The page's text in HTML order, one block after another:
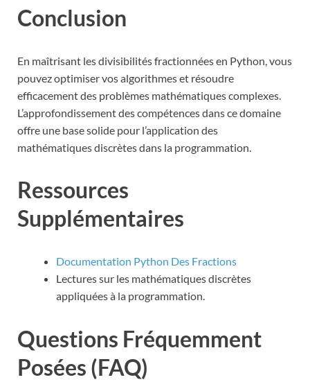
Conclusion
En maîtrisant les divisibilités fractionnées en Python, vous
pouvez optimiser vos algorithmes et résoudre
efficacement des problèmes mathématiques complexes.
L’approfondissement des compétences dans ce domaine
offre une base solide pour l’application des
mathématiques discrètes dans la programmation.
Ressources
Supplémentaires
Documentation Python Des Fractions
Lectures sur les mathématiques discrètes
appliquées à la programmation.
Questions Fréquemment
Posées (FAQ)